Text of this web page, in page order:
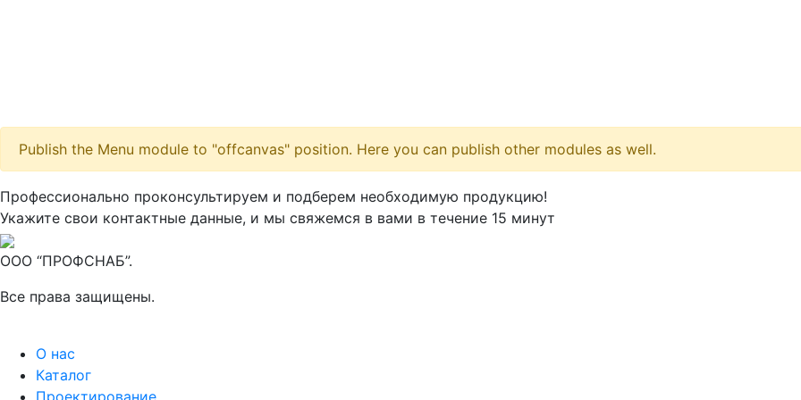
Publish the Menu module to "offcanvas" position. Here you can publish other modules as well.
Профессионально проконсультируем и подберем необходимую продукцию!
Укажите свои контактные данные, и мы свяжемся в вами в течение 15 минут
ООО “ПРОФСНАБ”.
Все права защищены.
О нас
Каталог
Проектирование